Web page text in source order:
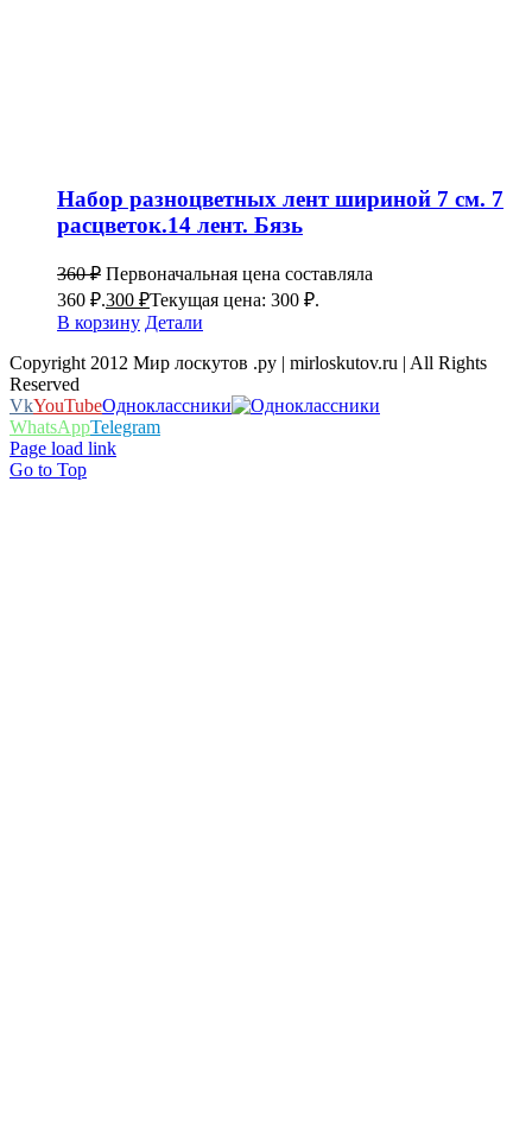
Набор разноцветных лент шириной 7 см. 7
расцветок.14 лент. Бязь
360₽ Первоначальная цена составляла
360 ₽.300 ₽Текущая цена: 300 ₽.
В корзину Детали
Copyright 2012 Мир лоскутов .ру | mirloskutov.ru | All Rights
Reserved
VkYouTubeОдноклассники
WhatsAppTelegram
Page load link
Go to Top